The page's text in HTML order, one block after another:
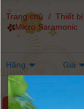
Trang chủ / Thiết
/Micro Saramonic
Hãng Giá
-9%